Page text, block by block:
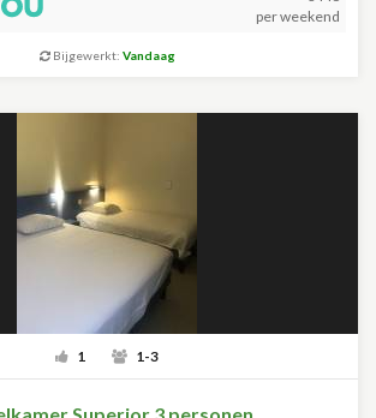
per weekend
Bijgewerkt: Vandaag
1 1-3